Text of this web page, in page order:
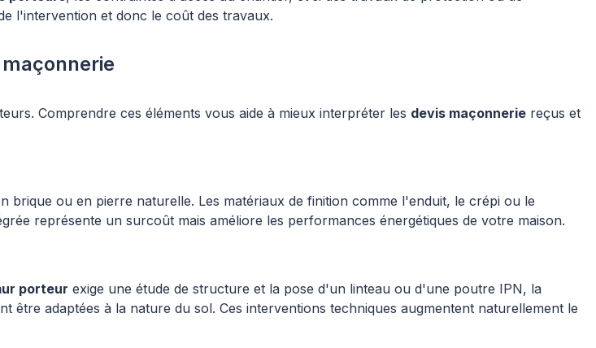
l'intervention et donc le coût des travaux.
Comprendre ces éléments vous aide à mieux interpréter les devis maçonnerie reçus et
ou en pierre naturelle. Les matériaux de finition comme l'enduit, le crépi ou le
représente un surcoût mais améliore les performances énergétiques de votre maison.
porteur exige une étude de structure et la pose d'un linteau ou d'une poutre IPN, la
être adaptées à la nature du sol. Ces interventions techniques augmentent naturellement le